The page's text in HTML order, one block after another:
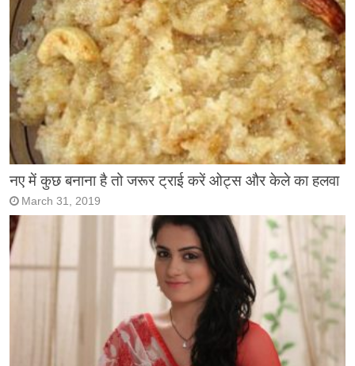
नए में कुछ बनाना है तो जरूर ट्राई करें ओट्स और केले का हलवा
March 31, 2019